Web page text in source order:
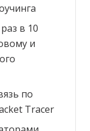
в 10
и
по
Tracer